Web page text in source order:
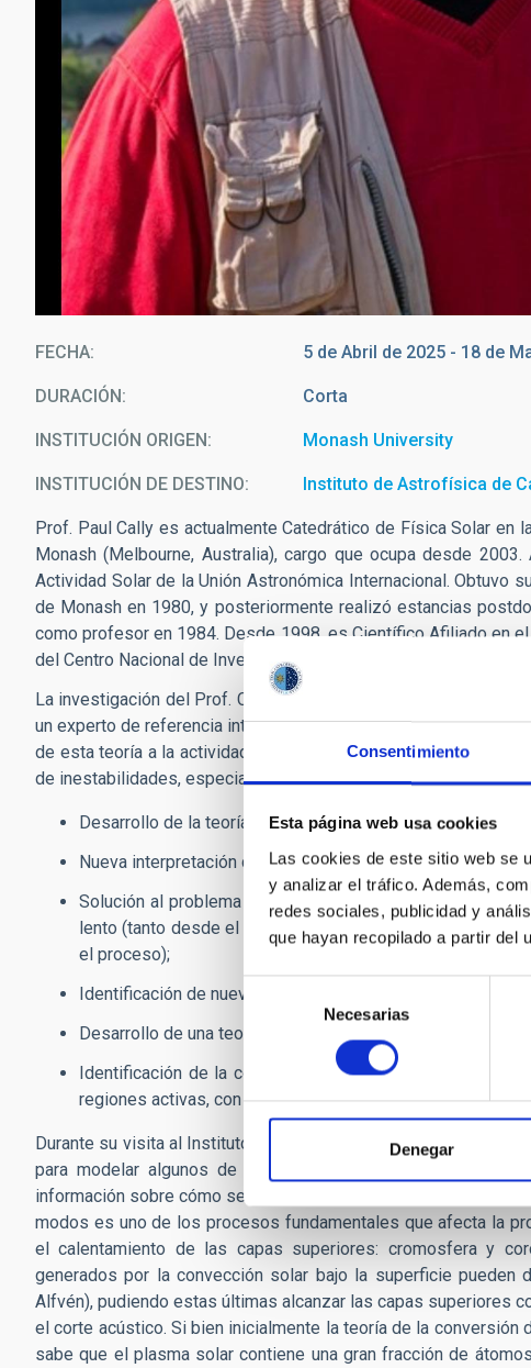
Consentimiento
Esta página web usa cookies
Las cookies de este sitio web se
y analizar el tráfico. Además,
redes sociales, publicidad y
que hayan recopilado a partir del
consentimiento
Necesarias
Denegar
FECHA 5 de Abril de 2025 - 18 de
DURACIÓN Corta
INSTITUCIÓN ORIGEN Monash University
INSTITUCIÓN DE DESTINO Instituto de Astrofísica de
Prof. Paul Cally es actualmente Catedrático de Física Solar en
Monash (Melbourne, Australia), cargo que ocupa desde
Actividad Solar de la Unión Astronómica Internacional. Obtuvo
de Monash en 1980, y posteriormente realizó estancias
como profesor en 1984. Desde 1998, es Científico Afiliado en
del Centro Nacional de Investigación Atmosférica (NCAR) en
La investigación del Prof. Cally se centra principalmente en el
un experto de referencia internacional en la teoría de
de esta teoría a la actividad solar. Ha realizado contribuciones
de inestabilidades, especialmente en relación con el Sol. Entre
Desarrollo de la teoría definitiva de ondas “leaky” en
Nueva interpretación del proceso de “MHD phase
Solución al problema de absorción de modos p en
lento (tanto desde el punto de vista analítico como
el proceso);
Identificación de nuevas inestabilidades en campos
Desarrollo de una teoría de rayos generalizada que
Identificación de la conversión de modo rápido a modo
regiones activas, con implicaciones para la sismología
Durante su visita al Instituto de Astrofísica de Canarias (IAC), el
para modelar algunos de los procesos mencionados. El
información sobre cómo se calienta la atmósfera solar
modos es uno de los procesos fundamentales que afecta la
el calentamiento de las capas superiores: cromosfera y
generados por la convección solar bajo la superficie pueden
Alfvén), pudiendo estas últimas alcanzar las capas superiores
el corte acústico. Si bien inicialmente la teoría de la
sabe que el plasma solar contiene una gran fracción de